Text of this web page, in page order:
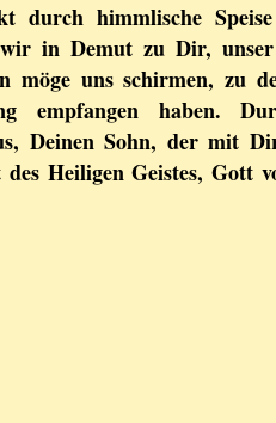
durch himmlische
in Demut zu Dir,
möge uns schirmen, zu
empfangen haben.
Deinen Sohn, der mit
Heiligen Geistes, Gott